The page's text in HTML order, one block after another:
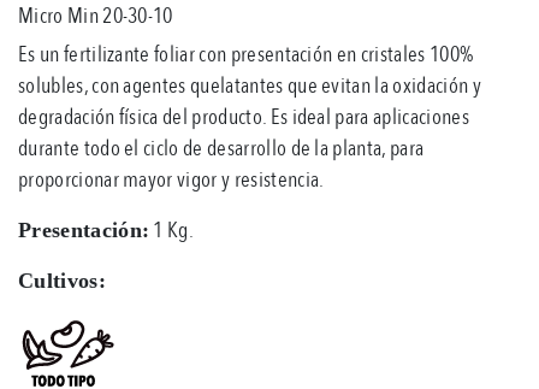
sobre
5
basado
en
puntuación
de
cliente
Micro Min 20-30-10
Es un fertilizante foliar con presentación en cristales 100%
solubles, con agentes quelatantes que evitan la oxidación y
degradación física del producto. Es ideal para aplicaciones
durante todo el ciclo de desarrollo de la planta, para
proporcionar mayor vigor y resistencia.
Presentación: 1 Kg.
Cultivos: